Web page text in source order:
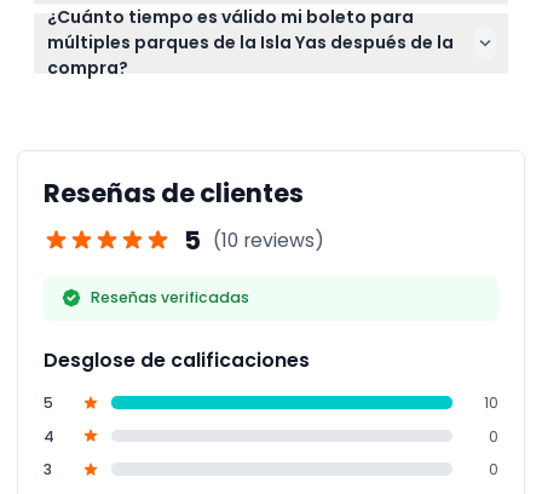
agua reutilizable y una identificación con foto.
¡Absolutamente! Los parques de la Isla Yas tienen
atracciones aptas para todas las edades, haciendo
que estos boletos múltiples sean una excelente
¿Cuánto tiempo es válido mi boleto para
múltiples parques de la Isla Yas después de la
compra?
Tu boleto es válido por 9 meses desde la fecha de
Reseñas de clientes
5 (10 reviews)
Reseñas verificadas
Desglose de calificaciones
5
10
4
0
3
0